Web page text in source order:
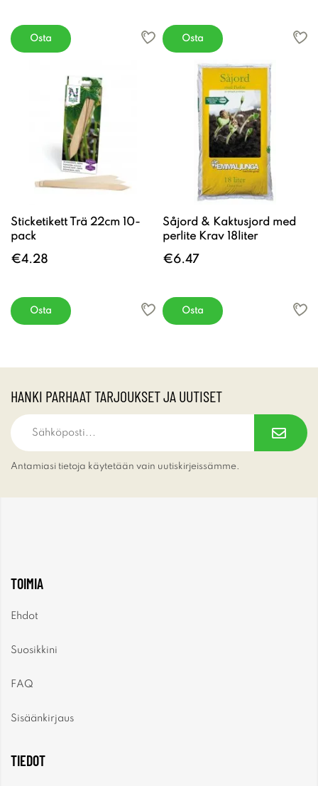
Osta Osta
Sticketikett Trä 22cm 10-
pack
€4.28
Osta
Såjord & Kaktusjord med
perlite Krav 18liter
€6.47
Osta
HANKI PARHAAT TARJOUKSET JA UUTISET
Antamiasi tietoja käytetään vain uutiskirjeissämme.
TOIMIA
Ehdot
Suosikkini
FAQ
Sisäänkirjaus
TIEDOT